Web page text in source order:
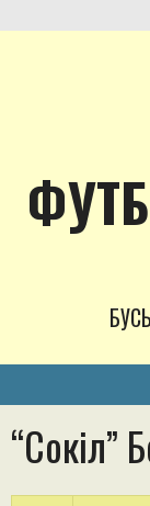
to
“Сокіл”